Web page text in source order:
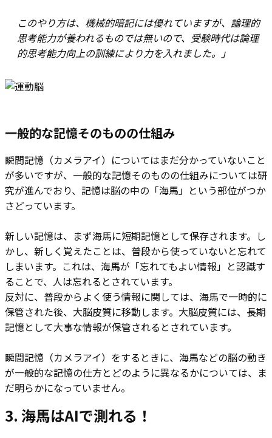
このやり方は、機械的暗記には優れていますが、論理的
思考能力が養われるものでは無いので、受験時代は論理
的思考能力向上の訓練により力を入れました。」
一般的な記憶そのものの仕組み
瞬間記憶（カメラアイ）についてはまだ分かっていないこと
が多いですが、一般的な記憶そのものの仕組みについては研
究が進んでおり、記憶は脳の中の「海馬」という部位がつか
さどっています。
新しい記憶は、まず海馬に短期記憶として保存されます。し
かし、新しく覚えたことは、普段から使っていないと忘れて
しまいます。これは、海馬が「忘れてもよい情報」と認識す
ることで、人は忘れるとされています。
反対に、普段からよく使う情報に関しては、海馬で一時的に
保管された後、大脳皮質に移動します。大脳皮質には、長期
記憶として大事な情報が保管されるとされています。
瞬間記憶（カメラアイ）をするときに、海馬などの脳の動き
が一般的な記憶の仕方とどのように異なるかについては、ま
だ明らかになっていません。
3.​ 海馬はAIで測れる！